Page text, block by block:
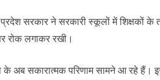
सरकार ने सरकारी स्कूलों में शिक्षकों
रोक लगाकर रखी।
अब सकारात्मक परिणाम सामने आ रहे हैं। इस